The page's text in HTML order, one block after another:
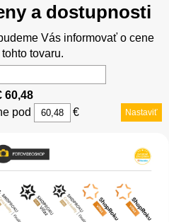
a dostupnosti
Vás informovať o cene
tovaru.
60,48
pod
€ Nastaviť